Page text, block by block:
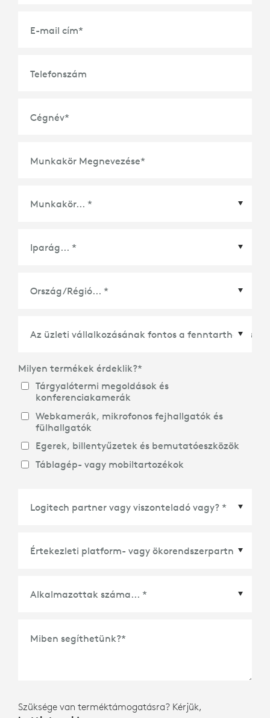
E-mail cím*
Telefonszám
Cégnév*
Munkakör Megnevezése*
Milyen termékek érdeklik?*
Tárgyalótermi megoldások és
konferenciakamerák
Webkamerák, mikrofonos fejhallgatók és
fülhallgatók
Egerek, billentyűzetek és bemutatóeszközök
Táblagép- vagy mobiltartozékok
Miben segíthetünk?*
Szüksége van terméktámogatásra? Kérjük,